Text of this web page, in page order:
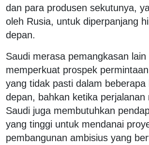
dan para produsen sekutunya,
oleh Rusia, untuk diperpanjang
depan.
Saudi merasa pemangkasan lain
memperkuat prospek
yang tidak pasti dalam beberapa
depan, bahkan ketika perjalanan
Saudi juga membutuhkan
yang tinggi untuk mendanai
pembangunan ambisius yang